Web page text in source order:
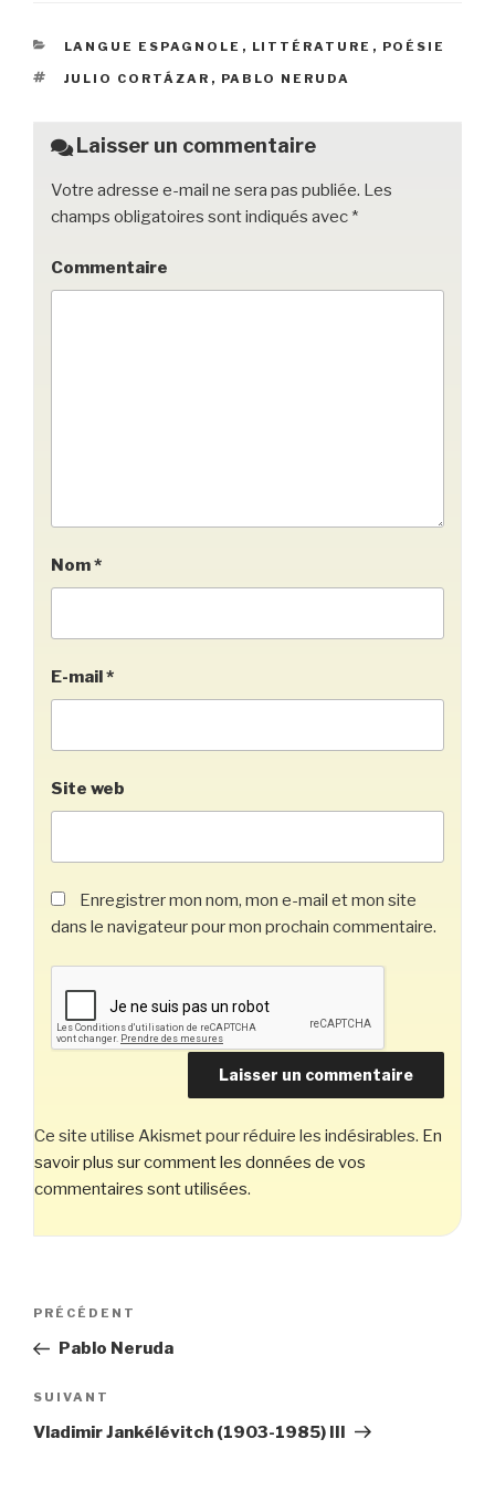
e
b
o
k
er
k
et
g
er
CATÉGORIES
LANGUE ESPAGNOLE , LITTÉRATURE , POÉSIE
ÉTIQUETTES
JULIO CORTÁZAR , PABLO NERUDA
Laisser un commentaire
Votre adresse e-mail ne sera pas publiée. Les
champs obligatoires sont indiqués avec *
Commentaire
Nom*
E-mail*
Site web
Enregistrer mon nom, mon e-mail et mon site
dans le navigateur pour mon prochain commentaire.
Ce site utilise Akismet pour réduire les indésirables. En
savoir plus sur comment les données de vos
commentaires sont utilisées.
Navigation
l’article
Article
précédent
PRÉCÉDENT
Pablo Neruda
Article
suivant
SUIVANT
Vladimir Jankélévitch (1903-1985) III